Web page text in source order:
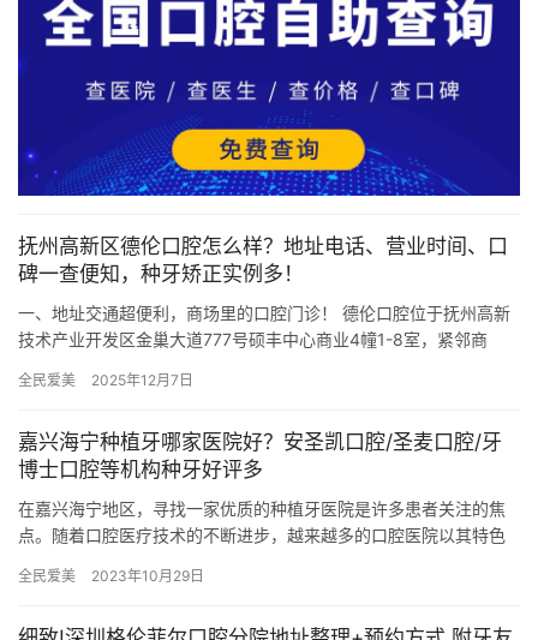
抚州高新区德伦口腔怎么样？地址电话、营业时间、口
碑一查便知，种牙矫正实例多！
一、地址交通超便利，商场里的口腔门诊！ 德伦口腔位于抚州高新
技术产业开发区金巢大道777号硕丰中心商业4幢1-8室，紧邻商
全民爱美 2025年12月7日
嘉兴海宁种植牙哪家医院好？安圣凯口腔/圣麦口腔/牙
博士口腔等机构种牙好评多
在嘉兴海宁地区，寻找一家优质的种植牙医院是许多患者关注的焦
点。随着口腔医疗技术的不断进步，越来越多的口腔医院以其特色
口腔和…
全民爱美 2023年10月29日